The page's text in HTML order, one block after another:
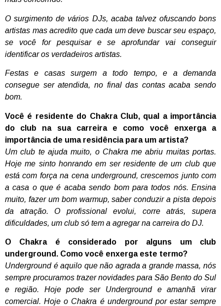
O surgimento de vários DJs, acaba talvez ofuscando bons
artistas mas acredito que cada um deve buscar seu espaço,
se você for pesquisar e se aprofundar vai conseguir
identificar os verdadeiros artistas.
Festas e casas surgem a todo tempo, e a demanda
consegue ser atendida, no final das contas acaba sendo
bom.
Você é residente do Chakra Club, qual a importância
do club na sua carreira e como você enxerga a
importância de uma residência para um artista?
Um club te ajuda muito, o Chakra me abriu muitas portas.
Hoje me sinto honrando em ser residente de um club que
está com força na cena underground, crescemos junto com
a casa o que é acaba sendo bom para todos nós. Ensina
muito, fazer um bom warmup, saber conduzir a pista depois
da atração. O profissional evolui, corre atrás, supera
dificuldades, um club só tem a agregar na carreira do DJ.
O Chakra é considerado por alguns um club
underground. Como você enxerga este termo?
Underground é aquilo que não agrada a grande massa, nós
sempre procuramos trazer novidades para São Bento do Sul
e região. Hoje pode ser Underground e amanhã virar
comercial. Hoje o Chakra é underground por estar sempre